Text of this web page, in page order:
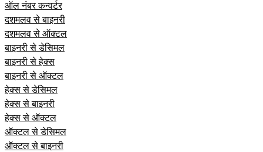
ऑल नंबर कन्वर्टर
दशमलव से बाइनरी
दशमलव से ऑक्टल
बाइनरी से डेसिमल
बाइनरी से हेक्स
बाइनरी से ऑक्टल
हेक्स से डेसिमल
हेक्स से बाइनरी
हेक्स से ऑक्टल
ऑक्टल से डेसिमल
ऑक्टल से बाइनरी